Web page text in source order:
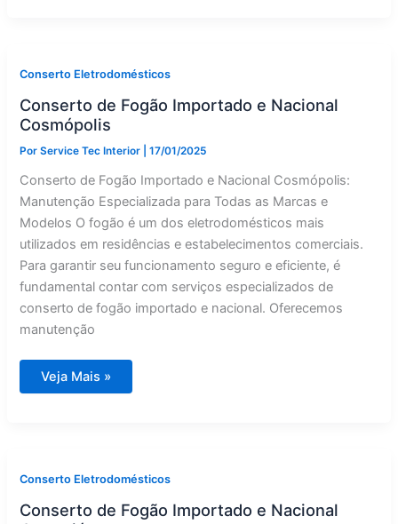
Conserto Eletrodomésticos
Conserto de Fogão Importado e Nacional
Cosmópolis
PorService Tec Interior |17/01/2025
Conserto de Fogão Importado e Nacional Cosmópolis:
Manutenção Especializada para Todas as Marcas e
Modelos O fogão é um dos eletrodomésticos mais
utilizados em residências e estabelecimentos comerciais.
Para garantir seu funcionamento seguro e eficiente, é
fundamental contar com serviços especializados de
conserto de fogão importado e nacional. Oferecemos
manutenção
Conserto
de
Veja Mais »
Conserto Eletrodomésticos
Conserto de Fogão Importado e Nacional